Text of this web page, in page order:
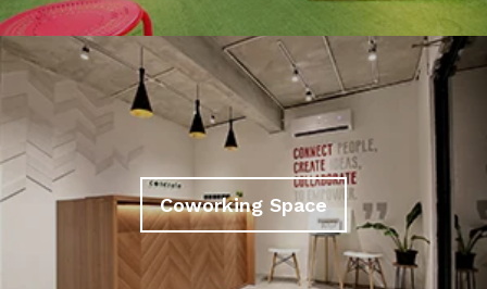
Coworking Space